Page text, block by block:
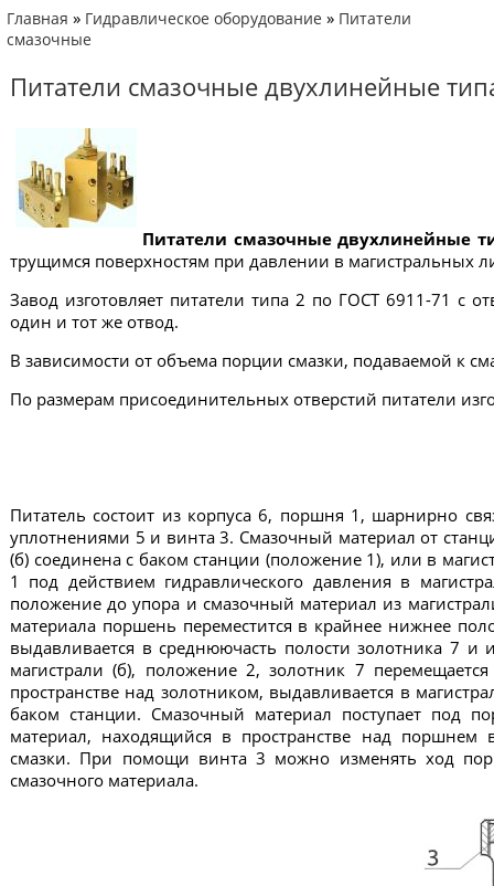
Главная » Гидравлическое оборудование » Питатели
смазочные
Питатели смазочные двухлинейные
Питатели смазочные двухлинейные
трущимся поверхностям при давлении в магистральных
Завод изготовляет питатели типа 2 по ГОСТ 6911-71 с
один и тот же отвод.
В зависимости от объема порции смазки, подаваемой к
По размерам присоединительных отверстий питатели
Питатель состоит из корпуса 6, поршня 1, шарнирно
уплотнениями 5 и винта 3. Смазочный материал от
(б) соединена с баком станции (положение 1), или в
1 под действием гидравлического давления в
положение до упора и смазочный материал из
материала поршень переместится в крайнее нижнее
выдавливается в среднюючасть полости золотника 7
магистрали (б), положение 2, золотник 7
пространстве над золотником, выдавливается в
баком станции. Смазочный материал поступает под
материал, находящийся в пространстве над
смазки. При помощи винта 3 можно изменять ход
смазочного материала.